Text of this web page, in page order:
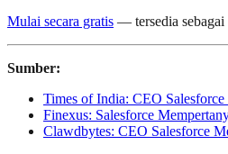
Mulai secara gratis — tersedia sebagai
Sumber:
Times of India: CEO
Finexus: Salesforce
Clawdbytes: CEO Salesforce